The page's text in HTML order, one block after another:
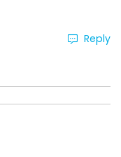
Reply